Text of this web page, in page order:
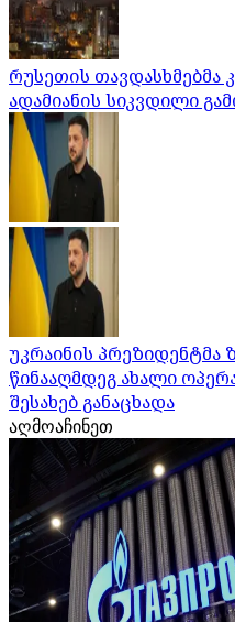
რუსეთის თავდასხმებმა
ადამიანის სიკვდილი
უკრაინის პრეზიდენტმა
წინააღმდეგ ახალი
შესახებ განაცხადა
აღმოაჩინეთ